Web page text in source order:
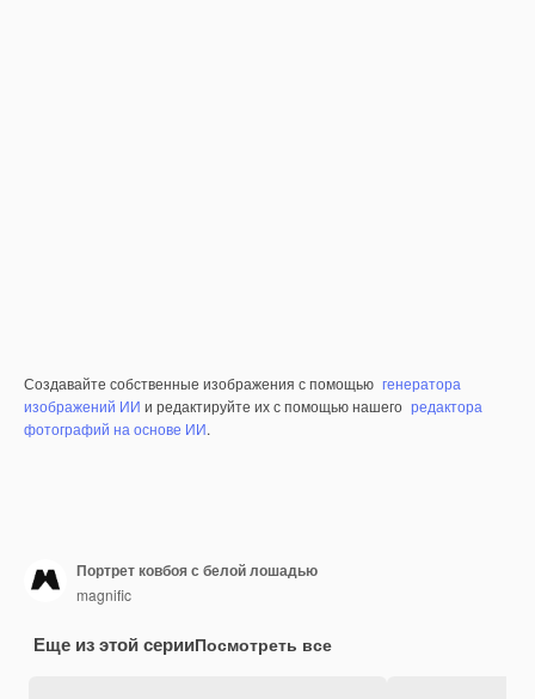
Создавайте собственные изображения с помощью генератора
изображений ИИ и редактируйте их с помощью нашего редактора
фотографий на основе ИИ.
Портрет ковбоя с белой лошадью
magnific
Еще из этой серииПосмотреть все